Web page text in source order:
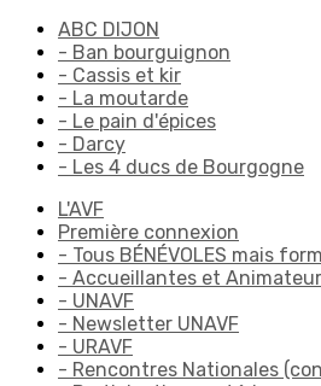
ABC DIJON
- Ban bourguignon
- Cassis et kir
- La moutarde
- Le pain d'épices
- Darcy
- Les 4 ducs de Bourgogne
L'AVF
Première connexion
- Tous BÉNÉVOLES mais
- Accueillantes et
- UNAVF
- Newsletter UNAVF
- URAVF
- Rencontres Nationales